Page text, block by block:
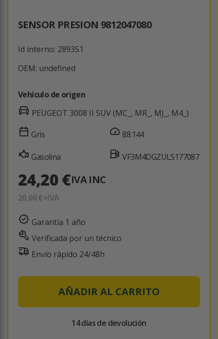
SENSOR PRESION 9812047080
Id interno: 289351
OEM: undefined
Vehículo de origen
PEUGEOT 3008 II SUV (MC_, MR_, MJ_, M4_)
Gris
Gasolina
88.144
VF3M4DGZULS177087
24,20 €IVA INC
20,00 €+IVA
Garantía 1 año
Verificada por un técnico
Envío rápido 24/48h
AÑADIR AL CARRITO
14 días de devolución